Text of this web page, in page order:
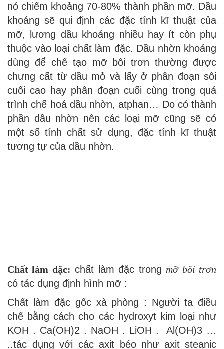
nó chiếm khoảng 70-80% thành phần mỡ. Dầu
khoáng sẽ qui định các đặc tính kĩ thuật của
mỡ, lương dầu khoáng nhiều hay ít còn phụ
thuộc vào loại chất làm đặc. Dầu nhờn khoáng
dùng để chế tạo mỡ bôi trơn thường được
chưng cất từ dầu mỏ và lấy ở phân đoạn sôi
cuối cao hay phân đoạn cuối cùng trong quá
trình chế hoá dầu nhờn, atphan… Do có thành
phần dầu nhờn nên các loại mỡ cũng sẽ có
một số tính chất sử dụng, đặc tính kĩ thuật
tương tự của dầu nhờn.
Chất làm đặc: chất làm đặc trong mỡ bôi trơn
có tác dụng định hình mỡ :
Chất làm đặc gốc xà phòng : Người ta điều
chế bằng cách cho các hydroxyt kim loại như
KOH . Ca(OH)2 . NaOH . LiOH . Al(OH)3 …
..tác dụng với các axit béo như axit steanic